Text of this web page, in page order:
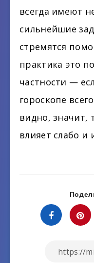
всегда имеют
сильнейшие
стремятся
практика это
частности —
гороскопе
видно, значит,
влияет слабо